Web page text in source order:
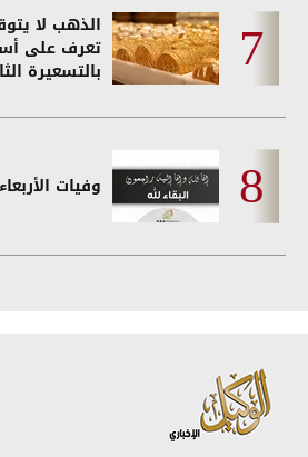
الذهب لا
تعرف على
بالتسعيرة
وفيات الأربعاء 5- 8- 2026